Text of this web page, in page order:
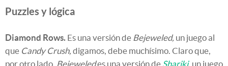
Puzzles y lógica
Diamond Rows. Es una versión de Bejeweled, un juego al
que Candy Crush, digamos, debe muchísimo. Claro que,
por otro lado, Bejeweledes una versión de Shariki, un juego